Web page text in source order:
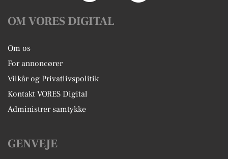
OM VORES DIGITAL
Om os
For annoncører
Vilkår og Privatlivspolitik
Kontakt VORES Digital
Administrer samtykke
GENVEJE